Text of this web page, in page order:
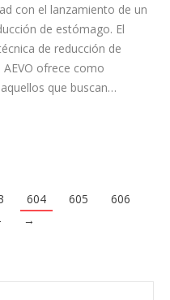
con el lanzamiento de un
de estómago. El
de reducción de
ofrece como
que buscan…
604 605
606
→